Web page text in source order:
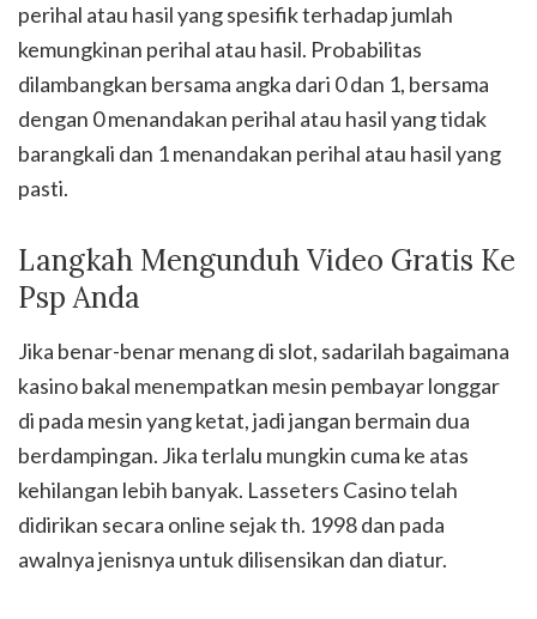
perihal atau hasil yang spesifik terhadap jumlah
kemungkinan perihal atau hasil. Probabilitas
dilambangkan bersama angka dari 0 dan 1, bersama
dengan 0 menandakan perihal atau hasil yang tidak
barangkali dan 1 menandakan perihal atau hasil yang
pasti.
Langkah Mengunduh Video Gratis Ke
Psp Anda
Jika benar-benar menang di slot, sadarilah bagaimana
kasino bakal menempatkan mesin pembayar longgar
di pada mesin yang ketat, jadi jangan bermain dua
berdampingan. Jika terlalu mungkin cuma ke atas
kehilangan lebih banyak. Lasseters Casino telah
didirikan secara online sejak th. 1998 dan pada
awalnya jenisnya untuk dilisensikan dan diatur.